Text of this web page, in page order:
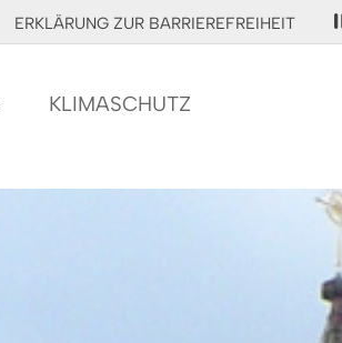
ERKLÄRUNG ZUR BARRIEREFREIHEIT
KLIMASCHUTZ